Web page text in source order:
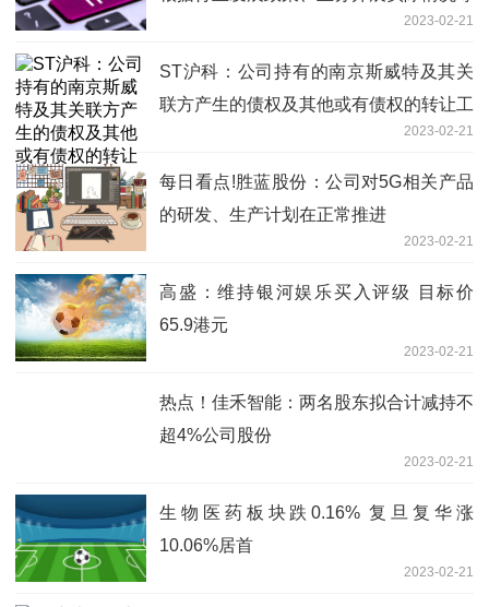
2023-02-21
ST沪科：公司持有的南京斯威特及其关
联方产生的债权及其他或有债权的转让工
2023-02-21
每日看点!胜蓝股份：公司对5G相关产品
的研发、生产计划在正常推进
2023-02-21
高盛：维持银河娱乐买入评级 目标价
65.9港元
2023-02-21
热点！佳禾智能：两名股东拟合计减持不
超4%公司股份
2023-02-21
生物医药板块跌0.16% 复旦复华涨
10.06%居首
2023-02-21